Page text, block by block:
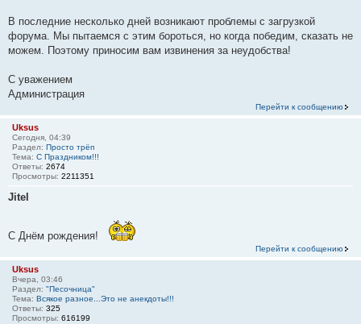
В последние несколько дней возникают проблемы с загрузкой
форума. Мы пытаемся с этим бороться, но когда победим, сказать не
можем. Поэтому приносим вам извинения за неудобства!
С уважением
Администрация
Перейти к сообщению
Uksus
Сегодня, 04:39
Раздел: Просто трёп
Тема: С Праздником!!!
Ответы: 2674
Просмотры: 2211351
Jitel
С Днём рождения!
Перейти к сообщению
Uksus
Вчера, 03:46
Раздел: "Песочница"
Тема: Всякое разное...Это не анекдоты!!!
Ответы: 325
Просмотры: 616199